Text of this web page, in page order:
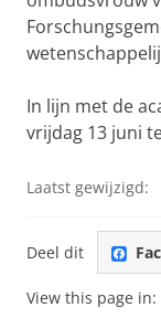
In lijn met de
vrijdag 13 juni
Laatst gewijzigd:
Deel dit
View this page in: